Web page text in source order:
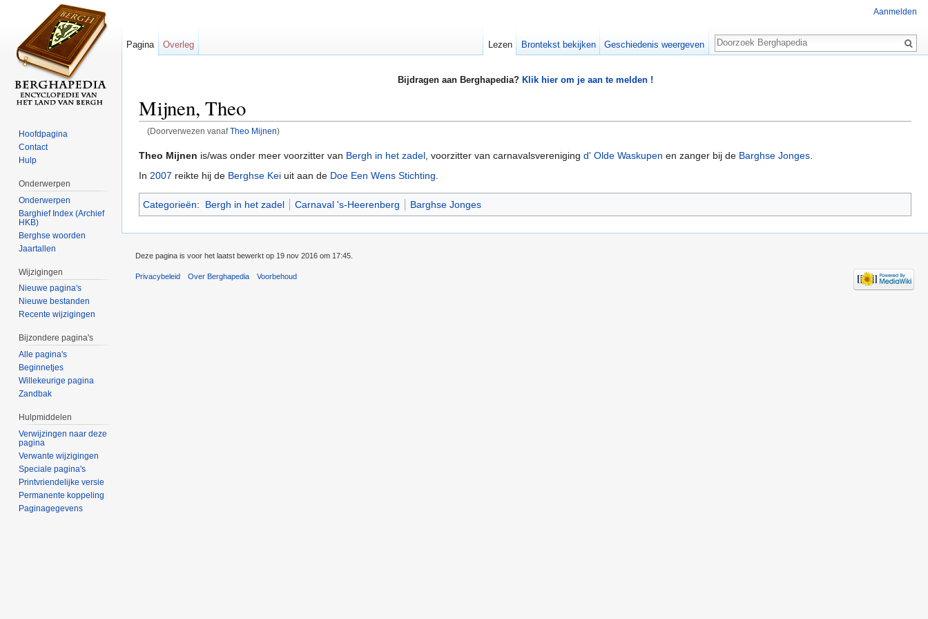
Bijdragen aan Berghapedia? Klik hier om je aan te melden !
Mijnen, Theo
(Doorverwezen vanafTheo Mijnen)
Theo Mijnen is/was onder meer voorzitter van Bergh in het zadel , voorzitter van carnavalsvereniging d' Olde Waskupen en zanger bij de Barghse Jonges
In 2007 reikte hij de Berghse Kei uit aan de Doe Een Wens Stichting
Categorieën: Bergh in het zadel Carnaval 's-Heerenberg Barghse Jonges
Aanmelden
Pagina Overleg Lezen Brontekst bekijken Geschiedenis weergeven
Zoeken
Hoofdpagina
Contact
Hulp
Onderwerpen
Onderwerpen
Barghief Index (Archief
HKB)
Berghse woorden
Jaartallen
Wijzigingen
Nieuwe pagina's
Nieuwe bestanden
Recente wijzigingen
Bijzondere pagina's
Alle pagina's
Beginnetjes
Willekeurige pagina
Zandbak
Hulpmiddelen
Verwijzingen naar deze
pagina
Verwante wijzigingen
Speciale pagina's
Printvriendelijke versie
Permanente koppeling
Paginagegevens
Deze pagina is voor het laatst bewerkt op 19 nov 2016 om 17:45.
Privacybeleid Over Berghapedia Voorbehoud